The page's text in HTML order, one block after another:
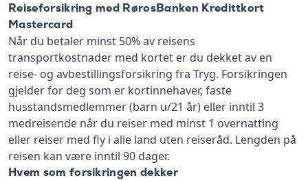
Reiseforsikring med RørosBanken Kredittkort
Mastercard
Når du betaler minst 50% av reisens
transportkostnader med kortet er du dekket av en
reise- og avbestillingsforsikring fra Tryg. Forsikringen
gjelder for deg som er kortinnehaver, faste
husstandsmedlemmer (barn u/21 år) eller inntil 3
medreisende når du reiser med minst 1 overnatting
eller reiser med fly i alle land uten reiseråd. Lengden på
reisen kan være inntil 90 dager.
Hvem som forsikringen dekker